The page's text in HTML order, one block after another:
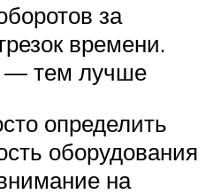
за
времени.
— тем лучше
определить
оборудования
на